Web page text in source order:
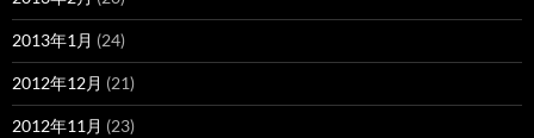
2013年1月 (24)
2012年12月 (21)
2012年11月 (23)